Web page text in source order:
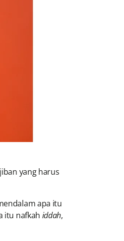
yang harus
apa itu
itu nafkah iddah,